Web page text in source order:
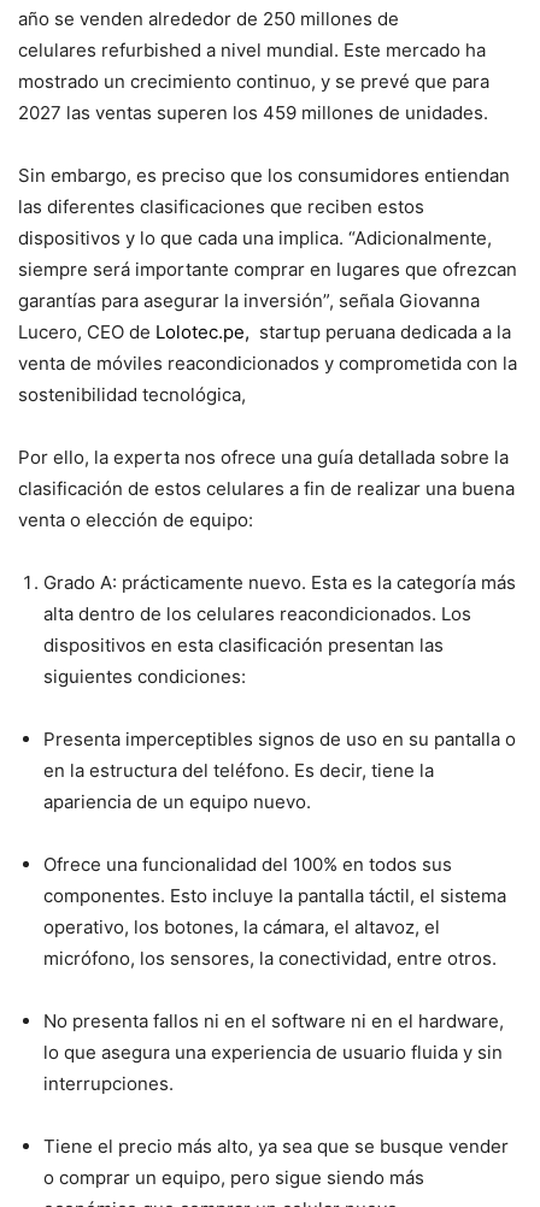
año se venden alrededor de 250 millones de
celulares refurbished a nivel mundial. Este mercado ha
mostrado un crecimiento continuo, y se prevé que para
2027 las ventas superen los 459 millones de unidades.
Sin embargo, es preciso que los consumidores entiendan
las diferentes clasificaciones que reciben estos
dispositivos y lo que cada una implica. “Adicionalmente,
siempre será importante comprar en lugares que ofrezcan
garantías para asegurar la inversión”, señala Giovanna
Lucero, CEO de Lolotec.pe, startup peruana dedicada a la
venta de móviles reacondicionados y comprometida con la
sostenibilidad tecnológica,
Por ello, la experta nos ofrece una guía detallada sobre la
clasificación de estos celulares a fin de realizar una buena
venta o elección de equipo:
Grado A: prácticamente nuevo. Esta es la categoría más
alta dentro de los celulares reacondicionados. Los
dispositivos en esta clasificación presentan las
siguientes condiciones:
Presenta imperceptibles signos de uso en su pantalla o
en la estructura del teléfono. Es decir, tiene la
apariencia de un equipo nuevo.
Ofrece una funcionalidad del 100% en todos sus
componentes. Esto incluye la pantalla táctil, el sistema
operativo, los botones, la cámara, el altavoz, el
micrófono, los sensores, la conectividad, entre otros.
No presenta fallos ni en el software ni en el hardware,
lo que asegura una experiencia de usuario fluida y sin
interrupciones.
Tiene el precio más alto, ya sea que se busque vender
o comprar un equipo, pero sigue siendo más